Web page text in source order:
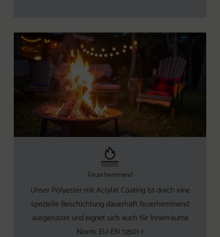
Feuerhemmend
Unser Polyester mit Acrylat Coating ist durch eine
spezielle Beschichtung dauerhaft feuerhemmend
ausgerüstet und eignet sich auch für Innenräume
Norm: EU-EN 13501-1